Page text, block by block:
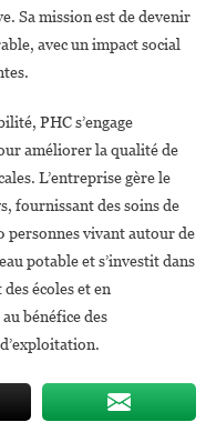
Sa mission est de devenir
avec un impact social
PHC s’engage
améliorer la qualité de
L’entreprise gère le
fournissant des soins de
personnes vivant autour de
potable et s’investit dans
écoles et en
bénéfice des